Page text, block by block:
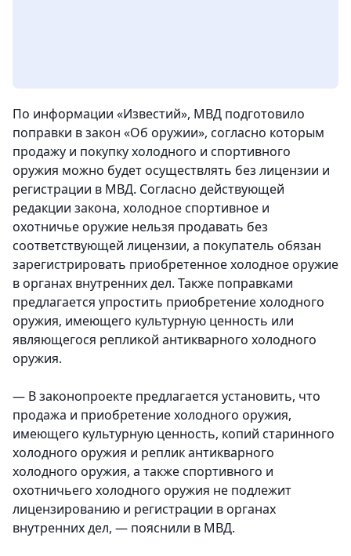
По информации «Известий», МВД подготовило
поправки в закон «Об оружии», согласно которым
продажу и покупку холодного и спортивного
оружия можно будет осуществлять без лицензии и
регистрации в МВД. Согласно действующей
редакции закона, холодное спортивное и
охотничье оружие нельзя продавать без
соответствующей лицензии, а покупатель обязан
зарегистрировать приобретенное холодное оружие
в органах внутренних дел. Также поправками
предлагается упростить приобретение холодного
оружия, имеющего культурную ценность или
являющегося репликой антикварного холодного
оружия.
— В законопроекте предлагается установить, что
продажа и приобретение холодного оружия,
имеющего культурную ценность, копий старинного
холодного оружия и реплик антикварного
холодного оружия, а также спортивного и
охотничьего холодного оружия не подлежит
лицензированию и регистрации в органах
внутренних дел, — пояснили в МВД.